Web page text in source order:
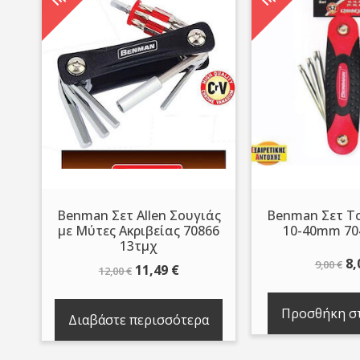
Benman Σετ Allen Σουγιάς
με Μύτες Ακριβείας 70866
13τμχ
12,00€ Original
12,00 €.
11,49 €Η
είναι:
11,49 €.
Διαβάστε περισσότερα
Benman Σετ
10-40mm
9,00€
Προσθήκη